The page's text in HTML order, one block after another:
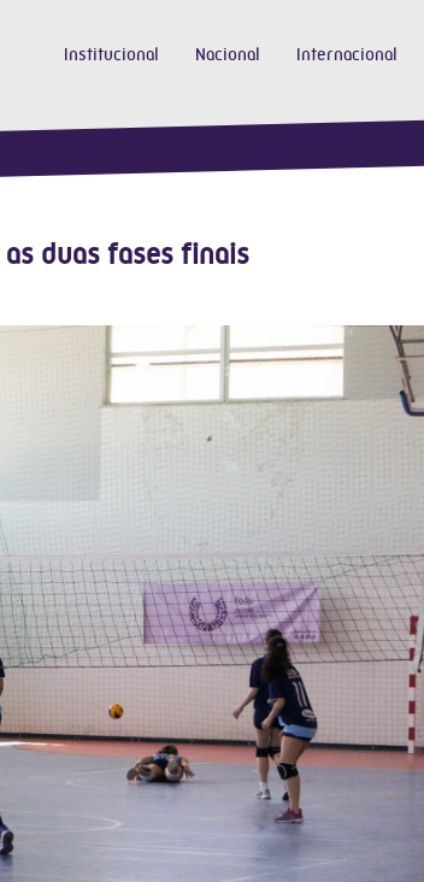
Institucional Nacional Internacional
duas fases finais